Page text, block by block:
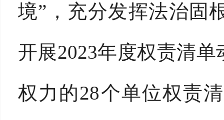
境”，充分发挥法治固
开展2023年度权责清
权力的28个单位权责